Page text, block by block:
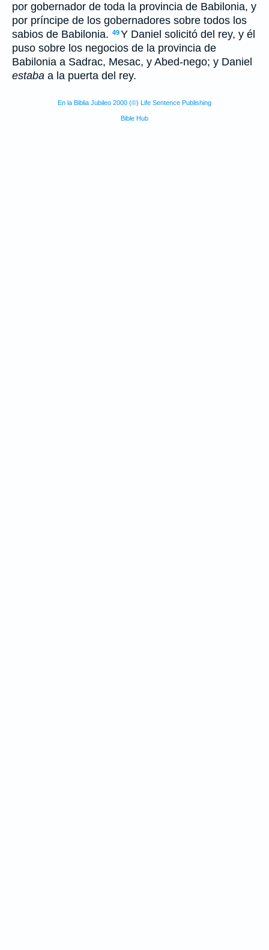
por gobernador de toda la provincia de Babilonia, y
por príncipe de los gobernadores sobre todos los
sabios de Babilonia. 49Y Daniel solicitó del rey, y él
puso sobre los negocios de la provincia de
Babilonia a Sadrac, Mesac, y Abed-nego; y Daniel
estaba a la puerta del rey.
En la Biblia Jubileo 2000 (©) Life Sentence Publishing
Bible Hub